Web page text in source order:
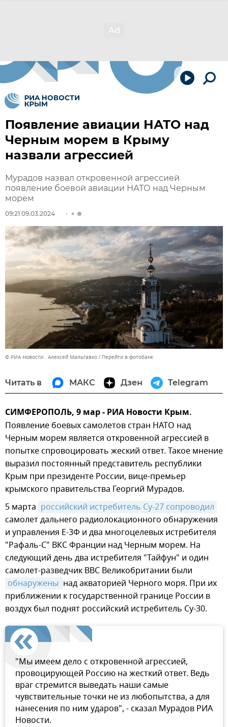
Появление авиации НАТО над
Черным морем в Крыму
назвали агрессией
Мурадов назвал откровенной агрессией
появление боевой авиации НАТО над Черным
морем
09:21 09.03.2024
© РИА Новости . Алексей Мальгавко Перейти в фотобанк
Читать в МАКС Дзен Telegram
СИМФЕРОПОЛЬ, 9 мар - РИА Новости Крым.
Появление боевых самолетов стран НАТО над
Черным морем является откровенной агрессией в
попытке спровоцировать жеский ответ. Такое мнение
выразил постоянный представитель республики
Крым при президенте России, вице-премьер
крымского правительства Георгий Мурадов.
5 марта российский истребитель Су-27 сопроводил
самолет дальнего радиолокационного обнаружения
и управления Е-3Ф и два многоцелевых истребителя
"Рафаль-С" ВКС Франции над Черным морем. На
следующий день два истребителя "Тайфун" и один
самолет-разведчик ВВС Великобритании были
обнаружены над акваторией Черного моря. При их
приближении к государственной границе России в
воздух был поднят российский истребитель Су-30.
"Мы имеем дело с откровенной агрессией,
провоцирующей Россию на жесткий ответ. Ведь
враг стремится выведать наши самые
чувствительные точки не из любопытства, а для
нанесения по ним ударов", - сказал Мурадов РИА
Новости.